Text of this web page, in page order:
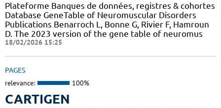
Plateforme Banques de données, registres & cohortes
Database GeneTable of Neuromuscular Disorders
Publications Benarroch L, Bonne G, Rivier F, Hamroun
D. The 2023 version of the gene table of neuromus
18/02/2026 15:25
PAGES
relevance: 100%
CARTIGEN